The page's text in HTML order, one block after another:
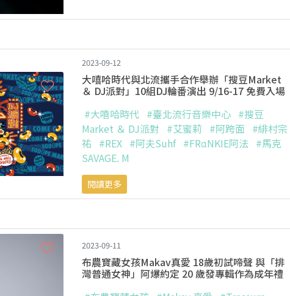
2023-09-12
大嘻哈時代與北流攜手合作舉辦「搜豆Market
＆ DJ派對」10組DJ輪番演出 9/16-17 免費入場
#大嘻哈時代 #臺北流行音樂中心 #搜豆
Market ＆ DJ派對 #艾蜜莉 #阿跨面 #緋村宗
祐 #REX #阿夫Suhf #FRαNKIE阿法 #馬克
SAVAGE. M
閱讀更多
2023-09-11
布農寶藏女孩Makav真愛 18歲初試啼聲 與「排
灣普通女神」阿爆約定 20 歲發專輯作為成年禮